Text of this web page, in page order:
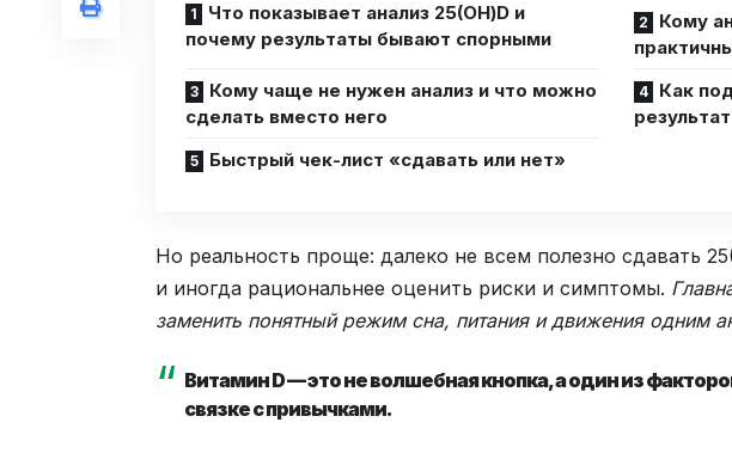
Что показывает анализ 25(OH)D и
почему результаты бывают спорными
Кому
Кому чаще не нужен анализ и что можно
сделать вместо него
Как
Быстрый чек-лист «сдавать или нет»
Но реальность проще: далеко не всем полезно сдавать
и иногда рациональнее оценить риски и симптомы.
заменить понятный режим сна, питания и движения одним
Витамин D — это не волшебная кнопка, а один из
связке с привычками.